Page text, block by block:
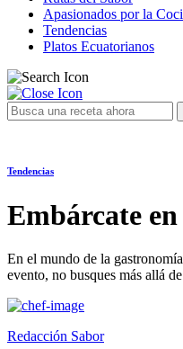
Apasionados por la
Tendencias
Platos Ecuatorianos
Tendencias
Embárcate
En el mundo de la
evento, no busques más allá
Redacción Sabor